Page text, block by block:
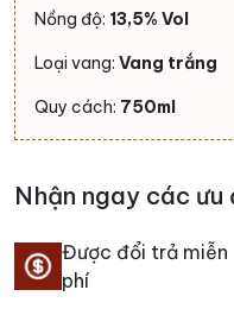
Nồng độ: 13,5% Vol
Loại vang: Vang trắng
Quy cách: 750ml
Nhận ngay các ưu
Được đổi trả miễn
phí